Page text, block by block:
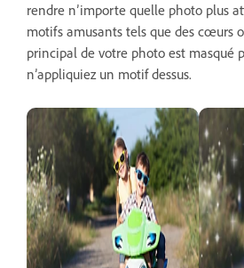
rendre n’importe quelle photo plus
motifs amusants tels que des cœurs
principal de votre photo est masqué
n’appliquiez un motif dessus.